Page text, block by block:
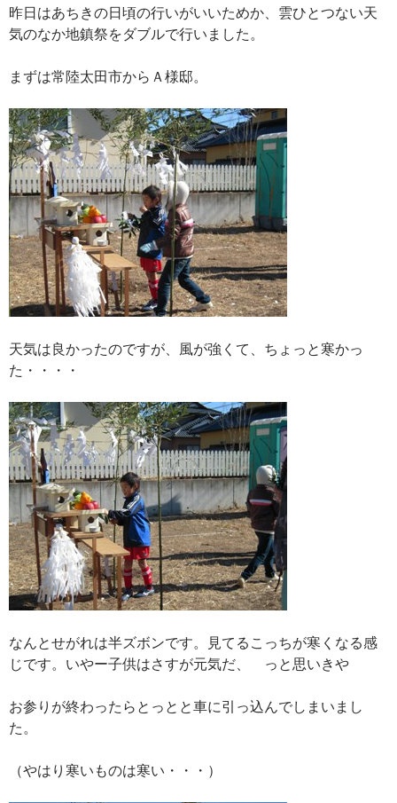
昨日はあちきの日頃の行いがいいためか、雲ひとつない天
気のなか地鎮祭をダブルで行いました。
まずは常陸太田市からＡ様邸。
天気は良かったのですが、風が強くて、ちょっと寒かっ
た・・・・
なんとせがれは半ズボンです。見てるこっちが寒くなる感
じです。いやー子供はさすが元気だ、 っと思いきや
お参りが終わったらとっとと車に引っ込んでしまいまし
た。
（やはり寒いものは寒い・・・）